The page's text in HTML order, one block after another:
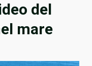
del
mare